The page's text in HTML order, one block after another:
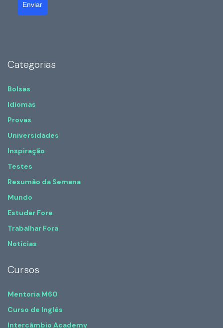
Enviar
Categorias
Bolsas
Idiomas
Provas
Universidades
Inspiração
Testes
Resumão da Semana
Mundo
Estudar Fora
Trabalhar Fora
Notícias
Cursos
Mentoria M60
Curso de Inglês
Intercâmbio Academy